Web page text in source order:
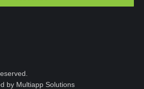
by Multiapp Solutions